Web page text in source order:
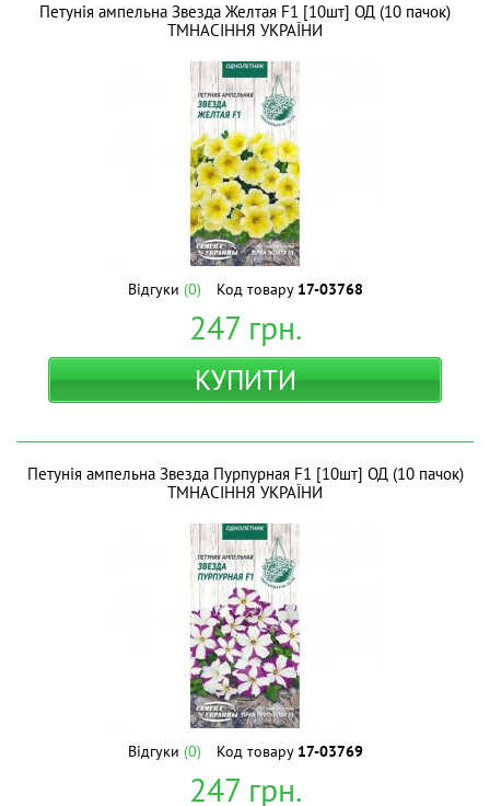
Петунія ампельна Звезда Желтая F1 [10шт] ОД (10 пачок)
ТМНАСІННЯ УКРАЇНИ
Відгуки (0) Код товару 17-03768
247грн.
КУПИТИ
Петунія ампельна Звезда Пурпурная F1 [10шт] ОД (10 пачок)
ТМНАСІННЯ УКРАЇНИ
Відгуки (0) Код товару 17-03769
247грн.